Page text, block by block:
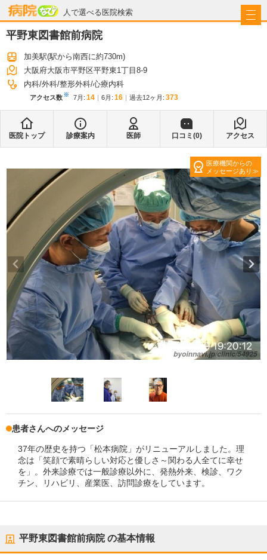
人で選べる医院検索
病院なび
平野東図書館前病院
加美駅(駅から南西に約730m)
大阪府大阪市平野区平野東1丁目8-9
内科 外科 整形外科 心療内科
アクセス数※ 7月 : 14 6月 : 16 過去12ヶ月: 373
医院トップ 診療案内 医師 口コミ(0) アクセス
医療機関からの
メッセージあり
患者さんへのメッセージ
37年の歴史を持つ「松本病院」がリニューアルしました。理
念は「笑顔で素晴らしい対応と優しさ～関わる人全てに幸せ
を」。外来診療では一般診療以外に、発熱外来、検診、ワク
チン、リハビリ、産業医、訪問診療をしています。
平野東図書館前病院の基本情報